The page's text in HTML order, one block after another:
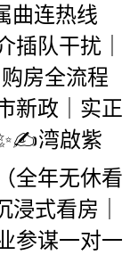
曲连热线
插队干扰｜
房全流程
新政｜实正
湾啟紫
全年无休看
式看房｜
参谋一对一